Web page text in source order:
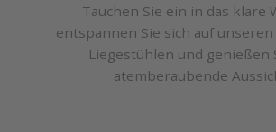
Tauchen Sie ein in das klare
entspannen Sie sich auf
Liegestühlen und genießen
atemberaubende